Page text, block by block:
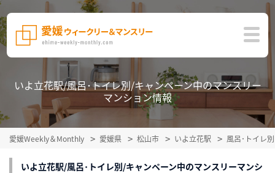
いよ立花駅/風呂･トイレ別/キャンペーン中のマンスリー
マンション情報
愛媛Weekly＆Monthly 愛媛県 松山市 いよ立花駅 風呂･トイレ別
いよ立花駅/風呂･トイレ別/キャンペーン中のマンスリーマンシ